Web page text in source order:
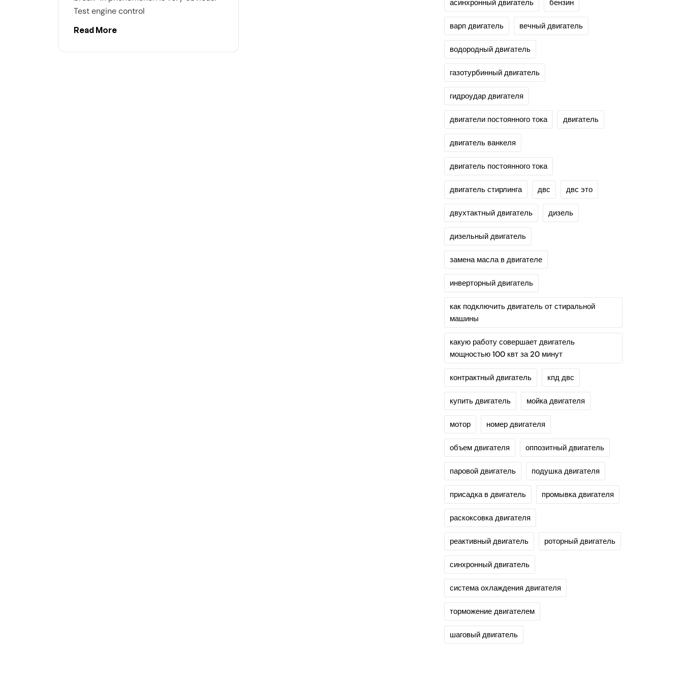
Test engine control
Read More
асинхронный двигатель бензин
варп двигатель вечный двигатель
водородный двигатель
газотурбинный двигатель
гидроудар двигателя
двигатели постоянного тока двигатель
двигатель ванкеля
двигатель постоянного тока
двигатель стирлинга двс двс это
двухтактный двигатель дизель
дизельный двигатель
замена масла в двигателе
инверторный двигатель
как подключить двигатель от стиральной
машины
какую работу совершает двигатель
мощностью 100 квт за 20 минут
контрактный двигатель кпд двс
купить двигатель мойка двигателя
мотор номер двигателя
объем двигателя оппозитный двигатель
паровой двигатель подушка двигателя
присадка в двигатель промывка двигателя
раскоксовка двигателя
реактивный двигатель роторный двигатель
синхронный двигатель
система охлаждения двигателя
торможение двигателем
шаговый двигатель